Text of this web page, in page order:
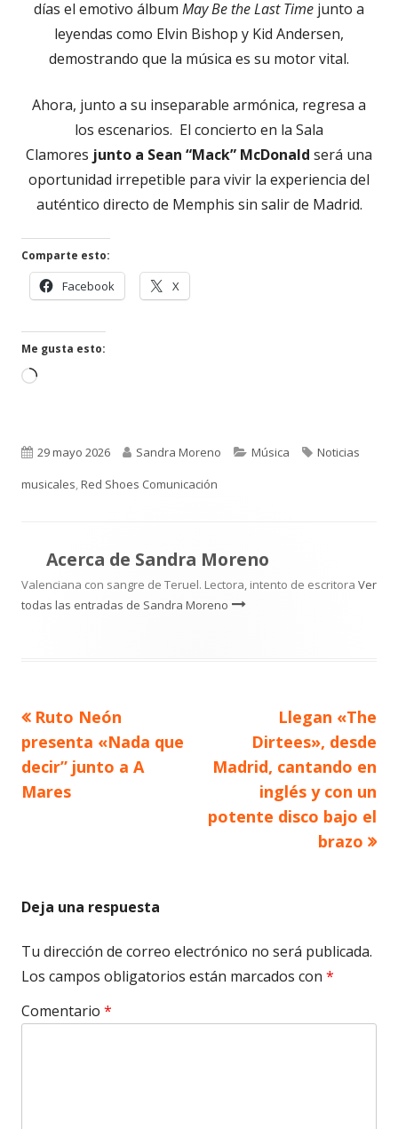
días el emotivo álbum May Be the Last Time junto a
leyendas como Elvin Bishop y Kid Andersen,
demostrando que la música es su motor vital.
Ahora, junto a su inseparable armónica, regresa a
los escenarios. El concierto en la Sala
Clamores junto a Sean “Mack” McDonald será una
oportunidad irrepetible para vivir la experiencia del
auténtico directo de Memphis sin salir de Madrid.
Comparte esto:
Facebook
en
X
en
Me gusta esto:
Cargando...
Publicado
el
29 mayo 2026 Autor
Sandra Moreno Categorías
Música Etiquetas
Noticias
musicales,Red Shoes Comunicación
Acerca de Sandra Moreno
Valenciana con sangre de Teruel. Lectora, intento de escritora Ver
todas las entradas de Sandra Moreno
Navegación
de
entradas
Artículo
anterior
Ruto Neón
presenta «Nada que
decir” junto a A
Mares
Artículo
siguiente
Llegan «The
Dirtees», desde
Madrid, cantando en
inglés y con un
potente disco bajo el
brazo
Deja una respuesta
Tu dirección de correo electrónico no será publicada.
Los campos obligatorios están marcados con *
Comentario *